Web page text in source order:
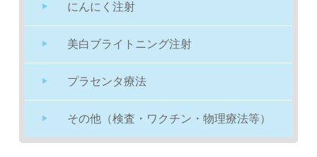
にんにく注射
美白ブライトニング注射
プラセンタ療法
その他（検査・ワクチン・物理療法等）